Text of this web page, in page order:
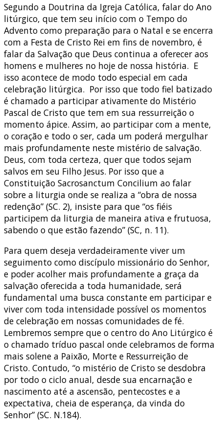
Segundo a Doutrina da Igreja Católica, falar do Ano
litúrgico, que tem seu início com o Tempo do
Advento como preparação para o Natal e se encerra
com a Festa de Cristo Rei em fins de novembro, é
falar da Salvação que Deus continua a oferecer aos
homens e mulheres no hoje de nossa história. E
isso acontece de modo todo especial em cada
celebração litúrgica. Por isso que todo fiel batizado
é chamado a participar ativamente do Mistério
Pascal de Cristo que tem em sua ressurreição o
momento ápice. Assim, ao participar com a mente,
o coração e todo o ser, cada um poderá mergulhar
mais profundamente neste mistério de salvação.
Deus, com toda certeza, quer que todos sejam
salvos em seu Filho Jesus. Por isso que a
Constituição Sacrosanctum Concilium ao falar
sobre a liturgia onde se realiza a “obra de nossa
redenção” (SC. 2), insiste para que “os fiéis
participem da liturgia de maneira ativa e frutuosa,
sabendo o que estão fazendo” (SC, n. 11).
Para quem deseja verdadeiramente viver um
seguimento como discípulo missionário do Senhor,
e poder acolher mais profundamente a graça da
salvação oferecida a toda humanidade, será
fundamental uma busca constante em participar e
viver com toda intensidade possível os momentos
de celebração em nossas comunidades de fé.
Lembremos sempre que o centro do Ano Litúrgico é
o chamado tríduo pascal onde celebramos de forma
mais solene a Paixão, Morte e Ressurreição de
Cristo. Contudo, “o mistério de Cristo se desdobra
por todo o ciclo anual, desde sua encarnação e
nascimento até a ascensão, pentecostes e a
expectativa, cheia de esperança, da vinda do
Senhor” (SC. N.184).